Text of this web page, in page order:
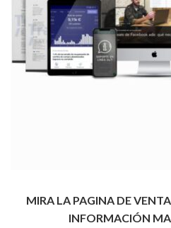
MIRA LA PAGINA DE
INFORMACIÓN